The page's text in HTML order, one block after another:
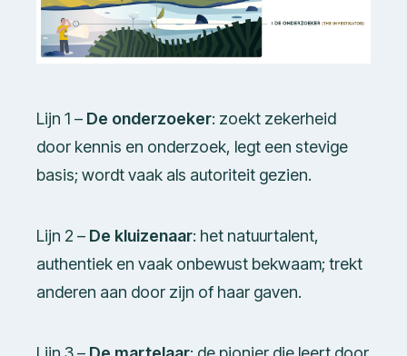
Lijn 1 – De onderzoeker: zoekt zekerheid
door kennis en onderzoek, legt een stevige
basis; wordt vaak als autoriteit gezien.
Lijn 2 – De kluizenaar: het natuurtalent,
authentiek en vaak onbewust bekwaam; trekt
anderen aan door zijn of haar gaven.